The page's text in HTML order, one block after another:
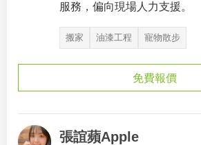
服務，偏向現場人力支援。
搬家 油漆工程 寵物散步
免費報價
張誼蘋Apple